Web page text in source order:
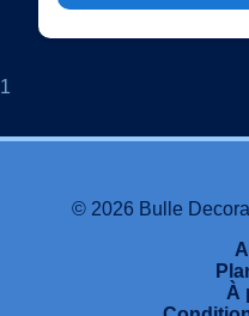
1
© 2026 Bulle
À